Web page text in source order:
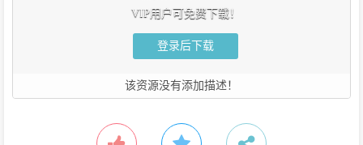
VIP用户可免费下载！
登录后下载
该资源没有添加描述！